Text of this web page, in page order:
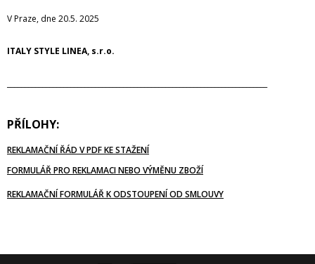
V Praze, dne 20.5. 2025
ITALY STYLE LINEA, s.r.o.
PŘÍLOHY:
REKLAMAČNÍ ŘÁD V PDF KE STAŽENÍ
FORMULÁŘ PRO REKLAMACI NEBO VÝMĚNU ZBOŽÍ
REKLAMAČNÍ FORMULÁŘ K ODSTOUPENÍ OD SMLOUVY